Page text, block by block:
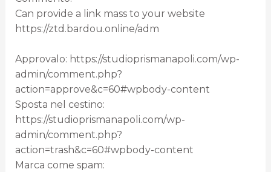
Can provide a link mass to your website
https://ztd.bardou.online/adm
Approvalo: https://studioprismanapoli.com/wp-
admin/comment.php?
action=approve&c=60#wpbody-content
Sposta nel cestino:
https://studioprismanapoli.com/wp-
admin/comment.php?
action=trash&c=60#wpbody-content
Marca come spam: